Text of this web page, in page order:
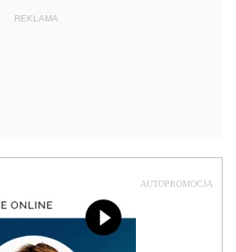
REKLAMA
AUTOPROMOCJA